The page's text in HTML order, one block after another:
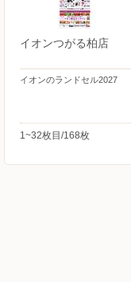
イオンつがる柏店
イオンのランドセル2027
1~32枚目/168枚